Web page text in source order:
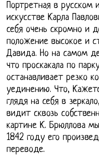
Портретная в русском
искусстве Карла
себя очень скромно и
положение высокое и
Давида. Но на самом
что проскакала по
останавливает резко
уединению. Что,
глядя на себя в
видит сквозь
картине К. Брюллова
1842 году его
переводе.